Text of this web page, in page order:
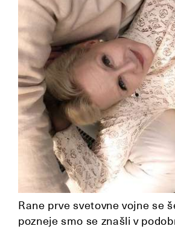
Rane prve svetovne vojne se
pozneje smo se znašli v